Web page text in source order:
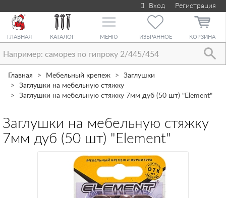
Вход Регистрация
ГЛАВНАЯ КАТАЛОГ
Toggle
МЕНЮ ИЗБРАННОЕ КОРЗИНА
Главная Мебельный крепеж
Заглушки
Заглушки на мебельную стяжку
Заглушки на мебельную стяжку 7мм дуб (50 шт) "Element"
Заглушки на мебельную стяжку
7мм дуб (50 шт) "Element"